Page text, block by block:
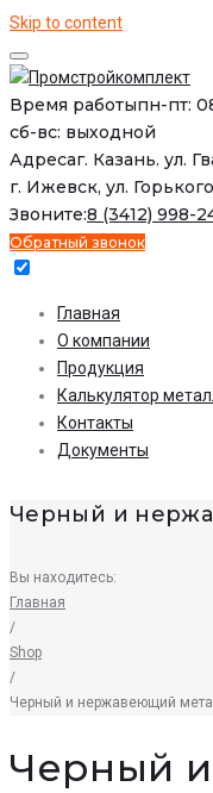
Skip to content
Время работыпн-пт:
сб-вс: выходной
Адресаг. Казань. ул.
г. Ижевск, ул.
Звоните:8 (3412) 998-
Обратный звонок
Главная
О компании
Продукция
Калькулятор
Контакты
Документы
Черный и
Вы находитесь:
Главная
/
Shop
/
Черный и нержавеющий
Черный и